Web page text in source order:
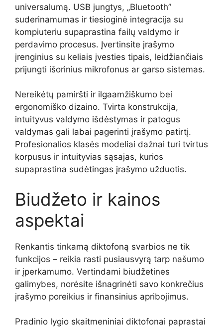
universalumą. USB jungtys, „Bluetooth”
suderinamumas ir tiesioginė integracija su
kompiuteriu supaprastina failų valdymo ir
perdavimo procesus. Įvertinsite įrašymo
įrenginius su keliais įvesties tipais, leidžiančiais
prijungti išorinius mikrofonus ar garso sistemas.
Nereikėtų pamiršti ir ilgaamžiškumo bei
ergonomiško dizaino. Tvirta konstrukcija,
intuityvus valdymo išdėstymas ir patogus
valdymas gali labai pagerinti įrašymo patirtį.
Profesionalios klasės modeliai dažnai turi tvirtus
korpusus ir intuityvias sąsajas, kurios
supaprastina sudėtingas įrašymo užduotis.
Biudžeto ir kainos
aspektai
Renkantis tinkamą diktofoną svarbios ne tik
funkcijos – reikia rasti pusiausvyrą tarp našumo
ir įperkamumo. Vertindami biudžetines
galimybes, norėsite išnagrinėti savo konkrečius
įrašymo poreikius ir finansinius apribojimus.
Pradinio lygio skaitmeniniai diktofonai paprastai